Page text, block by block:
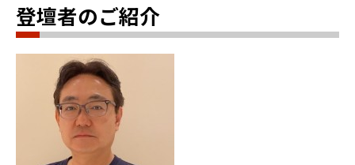
登壇者のご紹介